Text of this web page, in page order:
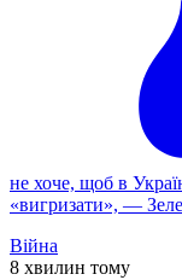
не хоче, щоб в
«вигризати», —
Війна
8 хвилин тому